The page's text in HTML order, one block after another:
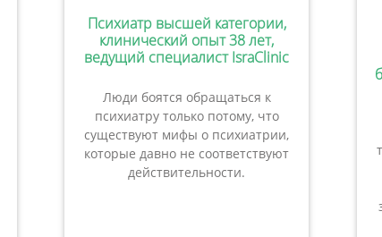
Психиатр высшей категории,
клинический опыт 38 лет,
ведущий специалист IsraClinic
Люди боятся обращаться к
психиатру только потому, что
существуют мифы о психиатрии,
которые давно не соответствуют
действительности.